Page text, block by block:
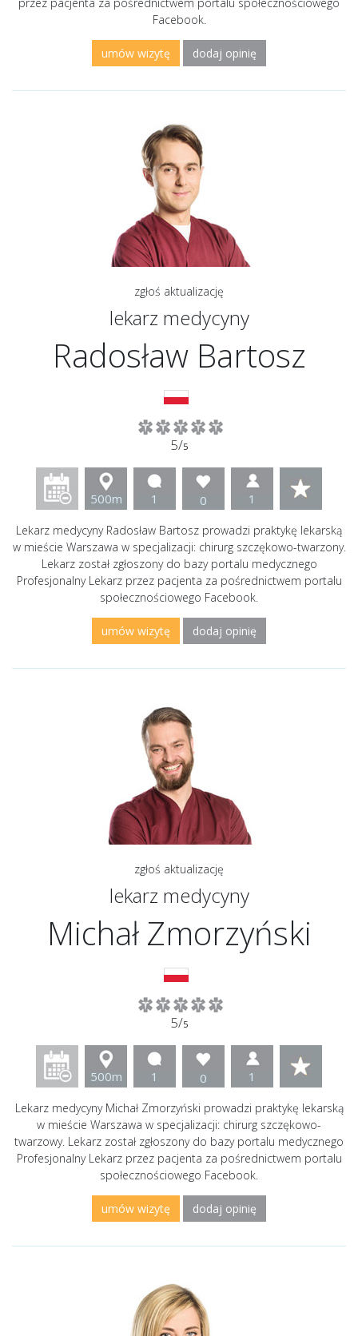
Facebook.
umów wizytę dodaj opinię
zgłoś aktualizację
lekarz medycyny
Radosław Bartosz
5/5
500m 1 0 1
Lekarz medycyny Radosław Bartosz prowadzi praktykę lekarską
w mieście Warszawa w specjalizacji: chirurg szczękowo-twarzony.
Lekarz został zgłoszony do bazy portalu medycznego
Profesjonalny Lekarz przez pacjenta za pośrednictwem portalu
społecznościowego Facebook.
umów wizytę dodaj opinię
zgłoś aktualizację
lekarz medycyny
Michał Zmorzyński
5/5
500m 1 0 1
Lekarz medycyny Michał Zmorzyński prowadzi praktykę lekarską
w mieście Warszawa w specjalizacji: chirurg szczękowo-
twarzowy. Lekarz został zgłoszony do bazy portalu medycznego
Profesjonalny Lekarz przez pacjenta za pośrednictwem portalu
społecznościowego Facebook.
umów wizytę dodaj opinię